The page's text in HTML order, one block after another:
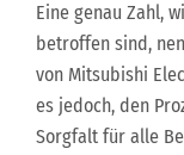
Eine genau Zahl,
betroffen sind,
von Mitsubishi
es jedoch, den
Sorgfalt für alle